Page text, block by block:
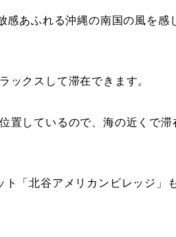
感あふれる沖縄の南国の風を感
ックスして滞在できます。
置しているので、海の近くで滞
「北谷アメリカンビレッジ」